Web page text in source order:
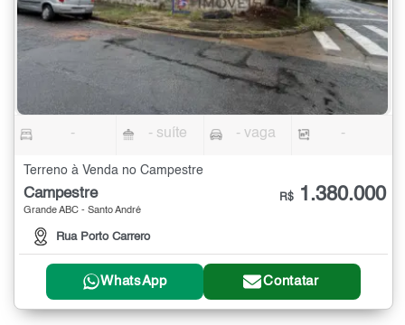
- - suíte - vaga -
Terreno à Venda no Campestre
Campestre
Grande ABC - Santo André
Rua Porto Carrero
R$ 1.380.000
WhatsApp Contatar